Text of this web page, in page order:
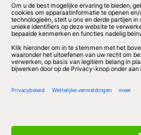
Redactionele partner
Algemene Voorwaarden & Copyrights